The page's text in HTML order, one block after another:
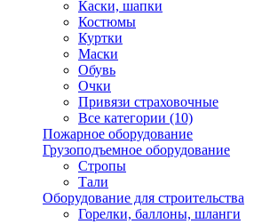
Каски, шапки
Костюмы
Куртки
Маски
Обувь
Очки
Привязи страховочные
Все категории (10)
Пожарное оборудование
Грузоподъемное оборудование
Стропы
Тали
Оборудование для строительства
Горелки, баллоны, шланги